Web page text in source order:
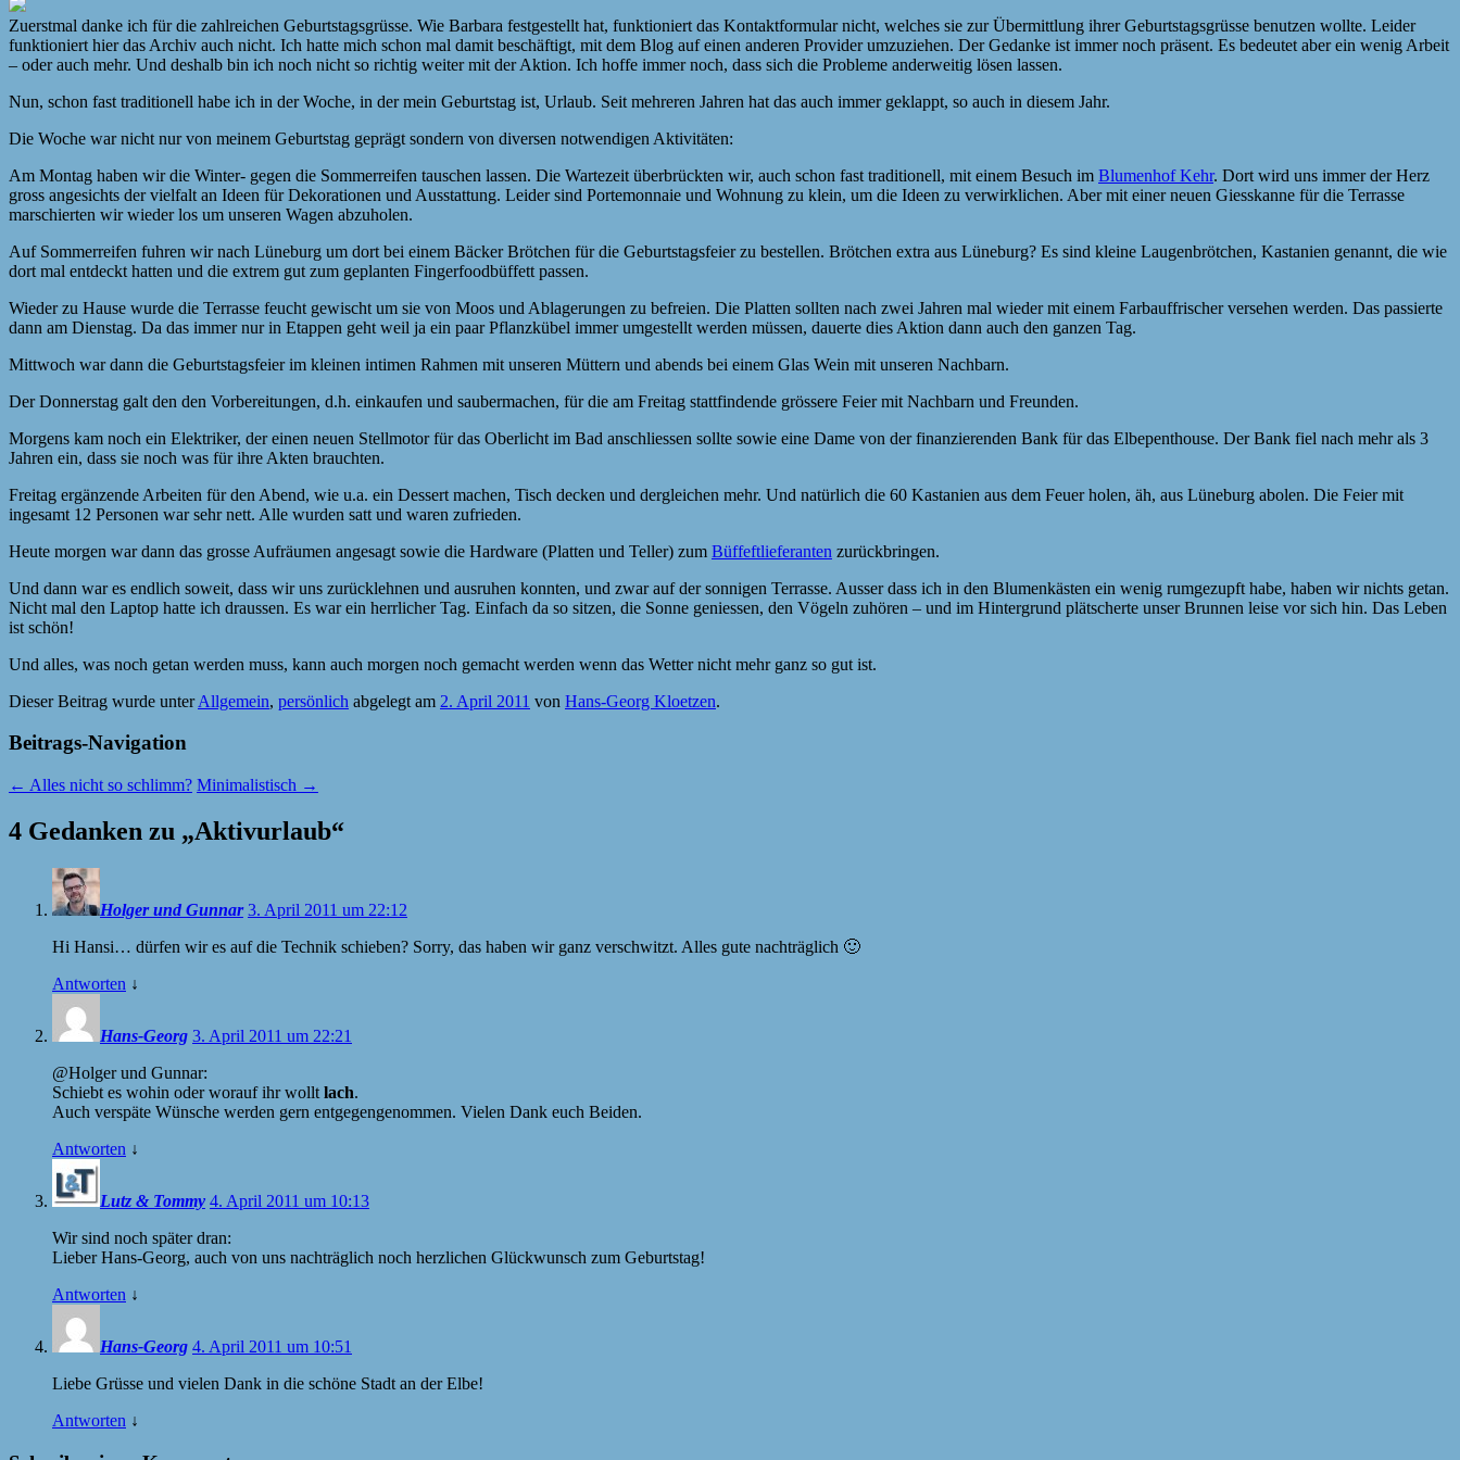
Zuerstmal danke ich für die zahlreichen Geburtstagsgrüsse. Wie Barbara festgestellt hat, funktioniert das Kontaktformular nicht, welches sie zur Übermittlung ihrer Geburtstagsgrüsse benutzen wollte. Leider
funktioniert hier das Archiv auch nicht. Ich hatte mich schon mal damit beschäftigt, mit dem Blog auf einen anderen Provider umzuziehen. Der Gedanke ist immer noch präsent. Es bedeutet aber ein wenig Arbeit
– oder auch mehr. Und deshalb bin ich noch nicht so richtig weiter mit der Aktion. Ich hoffe immer noch, dass sich die Probleme anderweitig lösen lassen.
Nun, schon fast traditionell habe ich in der Woche, in der mein Geburtstag ist, Urlaub. Seit mehreren Jahren hat das auch immer geklappt, so auch in diesem Jahr.
Die Woche war nicht nur von meinem Geburtstag geprägt sondern von diversen notwendigen Aktivitäten:
Am Montag haben wir die Winter- gegen die Sommerreifen tauschen lassen. Die Wartezeit überbrückten wir, auch schon fast traditionell, mit einem Besuch im Blumenhof Kehr. Dort wird uns immer der Herz
gross angesichts der vielfalt an Ideen für Dekorationen und Ausstattung. Leider sind Portemonnaie und Wohnung zu klein, um die Ideen zu verwirklichen. Aber mit einer neuen Giesskanne für die Terrasse
marschierten wir wieder los um unseren Wagen abzuholen.
Auf Sommerreifen fuhren wir nach Lüneburg um dort bei einem Bäcker Brötchen für die Geburtstagsfeier zu bestellen. Brötchen extra aus Lüneburg? Es sind kleine Laugenbrötchen, Kastanien genannt, die wie
dort mal entdeckt hatten und die extrem gut zum geplanten Fingerfoodbüffett passen.
Wieder zu Hause wurde die Terrasse feucht gewischt um sie von Moos und Ablagerungen zu befreien. Die Platten sollten nach zwei Jahren mal wieder mit einem Farbauffrischer versehen werden. Das passierte
dann am Dienstag. Da das immer nur in Etappen geht weil ja ein paar Pflanzkübel immer umgestellt werden müssen, dauerte dies Aktion dann auch den ganzen Tag.
Mittwoch war dann die Geburtstagsfeier im kleinen intimen Rahmen mit unseren Müttern und abends bei einem Glas Wein mit unseren Nachbarn.
Der Donnerstag galt den den Vorbereitungen, d.h. einkaufen und saubermachen, für die am Freitag stattfindende grössere Feier mit Nachbarn und Freunden.
Morgens kam noch ein Elektriker, der einen neuen Stellmotor für das Oberlicht im Bad anschliessen sollte sowie eine Dame von der finanzierenden Bank für das Elbepenthouse. Der Bank fiel nach mehr als 3
Jahren ein, dass sie noch was für ihre Akten brauchten.
Freitag ergänzende Arbeiten für den Abend, wie u.a. ein Dessert machen, Tisch decken und dergleichen mehr. Und natürlich die 60 Kastanien aus dem Feuer holen, äh, aus Lüneburg abolen. Die Feier mit
ingesamt 12 Personen war sehr nett. Alle wurden satt und waren zufrieden.
Heute morgen war dann das grosse Aufräumen angesagt sowie die Hardware (Platten und Teller) zum Büffeftlieferanten zurückbringen.
Und dann war es endlich soweit, dass wir uns zurücklehnen und ausruhen konnten, und zwar auf der sonnigen Terrasse. Ausser dass ich in den Blumenkästen ein wenig rumgezupft habe, haben wir nichts getan.
Nicht mal den Laptop hatte ich draussen. Es war ein herrlicher Tag. Einfach da so sitzen, die Sonne geniessen, den Vögeln zuhören – und im Hintergrund plätscherte unser Brunnen leise vor sich hin. Das Leben
ist schön!
Und alles, was noch getan werden muss, kann auch morgen noch gemacht werden wenn das Wetter nicht mehr ganz so gut ist.
Dieser Beitrag wurde unterAllgemein, persönlich abgelegt am 2. April 2011 von Hans-Georg Kloetzen.
Beitrags-Navigation
← Alles nicht so schlimm? Minimalistisch →
4 Gedanken zu „Aktivurlaub“
Holger und Gunnar 3. April 2011 um 22:12
Hi Hansi… dürfen wir es auf die Technik schieben? Sorry, das haben wir ganz verschwitzt. Alles gute nachträglich 🙂
Antworten ↓
Hans-Georg 3. April 2011 um 22:21
@Holger und Gunnar:
Schiebt es wohin oder worauf ihr wollt lach.
Auch verspäte Wünsche werden gern entgegengenommen. Vielen Dank euch Beiden.
Antworten ↓
Lutz & Tommy 4. April 2011 um 10:13
Wir sind noch später dran:
Lieber Hans-Georg, auch von uns nachträglich noch herzlichen Glückwunsch zum Geburtstag!
Antworten ↓
Hans-Georg 4. April 2011 um 10:51
Liebe Grüsse und vielen Dank in die schöne Stadt an der Elbe!
Antworten ↓